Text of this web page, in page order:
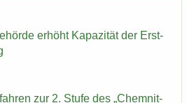
er­höht Ka­pa­zi­tät der Erst­
zur 2. Stufe des „Chem­nit­